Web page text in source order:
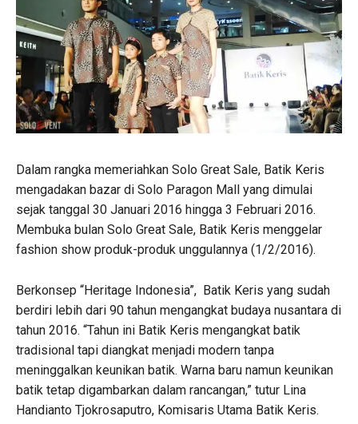
Dalam rangka memeriahkan Solo Great Sale, Batik Keris
mengadakan bazar di Solo Paragon Mall yang dimulai
sejak tanggal 30 Januari 2016 hingga 3 Februari 2016.
Membuka bulan Solo Great Sale, Batik Keris menggelar
fashion show produk-produk unggulannya (1/2/2016).
Berkonsep “Heritage Indonesia”, Batik Keris yang sudah
berdiri lebih dari 90 tahun mengangkat budaya nusantara di
tahun 2016. “Tahun ini Batik Keris mengangkat batik
tradisional tapi diangkat menjadi modern tanpa
meninggalkan keunikan batik. Warna baru namun keunikan
batik tetap digambarkan dalam rancangan,” tutur Lina
Handianto Tjokrosaputro, Komisaris Utama Batik Keris.